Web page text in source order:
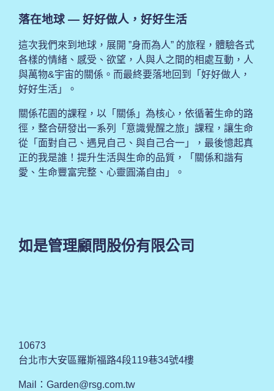
落在地球 — 好好做人，好好生活
這次我們來到地球，展開 ”身而為人” 的旅程，體驗各式
各樣的情緒、感受、欲望，人與人之間的相處互動，人
與萬物&宇宙的關係。而最終要落地回到「好好做人，
好好生活」。
關係花園的課程，以「關係」為核心，依循著生命的路
徑，整合研發出一系列「意識覺醒之旅」課程，讓生命
從「面對自己、遇見自己、與自己合一」，最後憶起真
正的我是誰！提升生活與生命的品質，「關係和諧有
愛、生命豐富完整、心靈圓滿自由」。
如是管理顧問股份有限公司
10673
台北市大安區羅斯福路4段119巷34號4樓
Mail： Garden@rsg.com.tw